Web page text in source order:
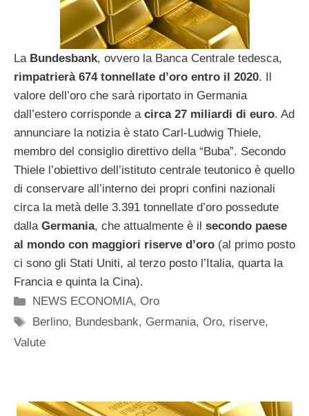
La Bundesbank, ovvero la Banca Centrale tedesca,
rimpatrierà 674 tonnellate d’oro entro il 2020. Il
valore dell’oro che sarà riportato in Germania
dall’estero corrisponde a circa 27 miliardi di euro. Ad
annunciare la notizia è stato Carl-Ludwig Thiele,
membro del consiglio direttivo della “Buba”. Secondo
Thiele l’obiettivo dell’istituto centrale teutonico è quello
di conservare all’interno dei propri confini nazionali
circa la metà delle 3.391 tonnellate d’oro possedute
dalla Germania, che attualmente è il secondo paese
al mondo con maggiori riserve d’oro (al primo posto
ci sono gli Stati Uniti, al terzo posto l’Italia, quarta la
Francia e quinta la Cina).
Categorie
NEWS ECONOMIA,Oro
Tag
Berlino, Bundesbank, Germania,Oro, riserve,
Valute